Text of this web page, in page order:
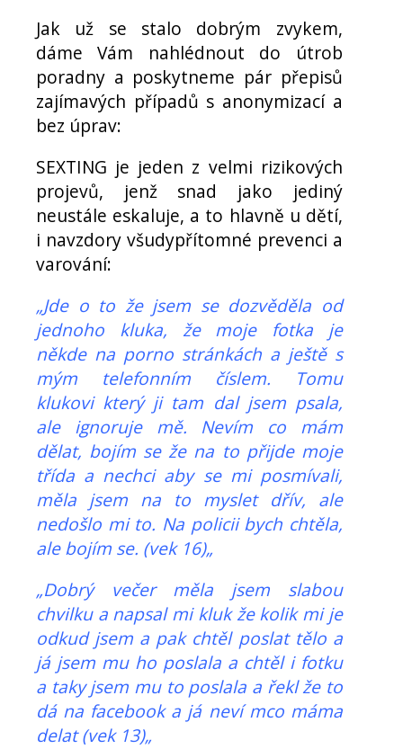
Jak už se stalo dobrým zvykem,
dáme Vám nahlédnout do útrob
poradny a poskytneme pár přepisů
zajímavých případů s anonymizací a
bez úprav:
SEXTING je jeden z velmi rizikových
projevů, jenž snad jako jediný
neustále eskaluje, a to hlavně u dětí,
i navzdory všudypřítomné prevenci a
varování:
„Jde o to že jsem se dozvěděla od
jednoho kluka, že moje fotka je
někde na porno stránkách a ještě s
mým telefonním číslem. Tomu
klukovi který ji tam dal jsem psala,
ale ignoruje mě. Nevím co mám
dělat, bojím se že na to přijde moje
třída a nechci aby se mi posmívali,
měla jsem na to myslet dřív, ale
nedošlo mi to. Na policii bych chtěla,
ale bojím se. (vek 16)„
„Dobrý večer měla jsem slabou
chvilku a napsal mi kluk že kolik mi je
odkud jsem a pak chtěl poslat tělo a
já jsem mu ho poslala a chtěl i fotku
a taky jsem mu to poslala a řekl že to
dá na facebook a já neví mco máma
delat (vek 13)„